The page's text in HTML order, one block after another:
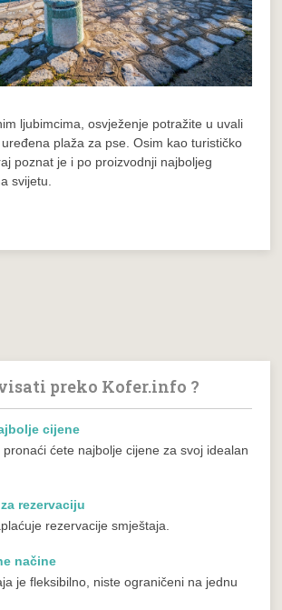
ljubimcima, osvježenje potražite u uvali
plaža za pse. Osim kao turističko
poznat je i po proizvodnji najboljeg
svijetu.
preko Kofer.info ?
cijene
ćete najbolje cijene za svoj idealan
rezervaciju
rezervacije smještaja.
načine
je fleksibilno, niste ograničeni na jednu